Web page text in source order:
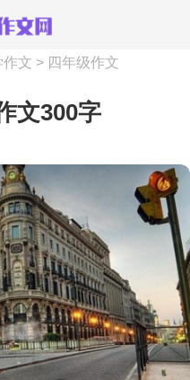
作文 > 四年级作文
文300字